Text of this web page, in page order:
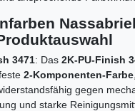
3471: Das 2K-PU-Finish
2-Komponenten-Farbe
gegen
und starke